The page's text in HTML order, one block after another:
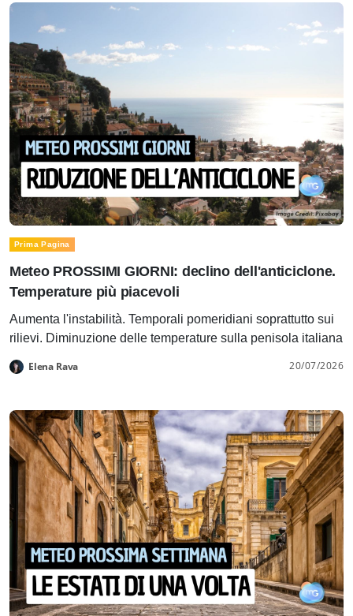
Prima Pagina
Meteo PROSSIMI GIORNI: declino dell'anticiclone.
Temperature più piacevoli
Aumenta l'instabilità. Temporali pomeridiani soprattutto sui
rilievi. Diminuzione delle temperature sulla penisola italiana
Elena Rava 20/07/2026